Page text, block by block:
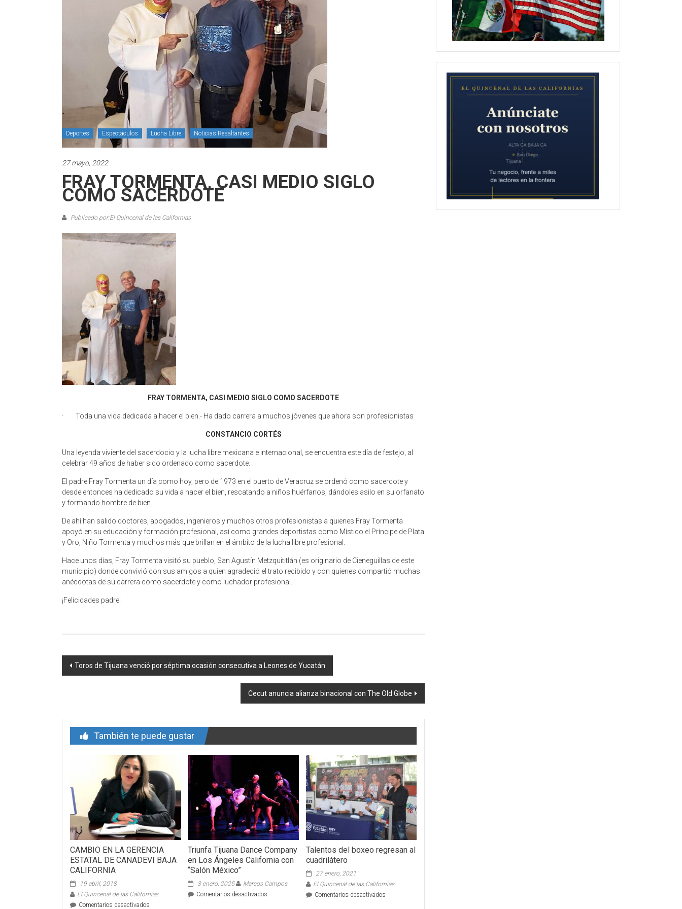
Deportes Espectáculos Lucha Libre Noticias Resaltantes
27 mayo, 2022
FRAY TORMENTA, CASI MEDIO SIGLO
COMO SACERDOTE
Publicado por:El Quincenal de las Californias
FRAY TORMENTA, CASI MEDIO SIGLO COMO SACERDOTE
· Toda una vida dedicada a hacer el bien.- Ha dado carrera a muchos jóvenes que ahora son profesionistas
CONSTANCIO CORTÉS
Una leyenda viviente del sacerdocio y la lucha libre mexicana e internacional, se encuentra este día de festejo, al
celebrar 49 años de haber sido ordenado como sacerdote.
El padre Fray Tormenta un día como hoy, pero de 1973 en el puerto de Veracruz se ordenó como sacerdote y
desde entonces ha dedicado su vida a hacer el bien, rescatando a niños huérfanos, dándoles asilo en su orfanato
y formando hombre de bien.
De ahí han salido doctores, abogados, ingenieros y muchos otros profesionistas a quienes Fray Tormenta
apoyó en su educación y formación profesional, así como grandes deportistas como Místico el Príncipe de Plata
y Oro, Niño Tormenta y muchos más que brillan en el ámbito de la lucha libre profesional.
Hace unos días, Fray Tormenta visitó su pueblo, San Agustín Metzquititlán (es originario de Cieneguillas de este
municipio) donde convivió con sus amigos a quien agradeció el trato recibido y con quienes compartió muchas
anécdotas de su carrera como sacerdote y como luchador profesional.
¡Felicidades padre!
Navegación
Toros de Tijuana venció por séptima ocasión consecutiva a Leones de Yucatán
Cecut anuncia alianza binacional con The Old Globe
También te puede gustar
CAMBIO EN LA GERENCIA
ESTATAL DE CANADEVI BAJA
CALIFORNIA
19 abril, 2018
El Quincenal de las Californias
Comentarios desactivados
Triunfa Tijuana Dance Company
en Los Ángeles California con
“Salón México”
3 enero, 2025
Marcos Campos
Comentarios desactivados
Talentos del boxeo regresan al
cuadrilátero
27 enero, 2021
El Quincenal de las Californias
Comentarios desactivadosen